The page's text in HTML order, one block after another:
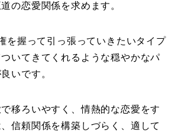
の恋愛関係を求めます。
を握って引っ張っていきたいタイプ
いてきてくれるような穏やかなパ
いです。
移ろいやすく、情熱的な恋愛をす
信頼関係を構築しづらく、適して